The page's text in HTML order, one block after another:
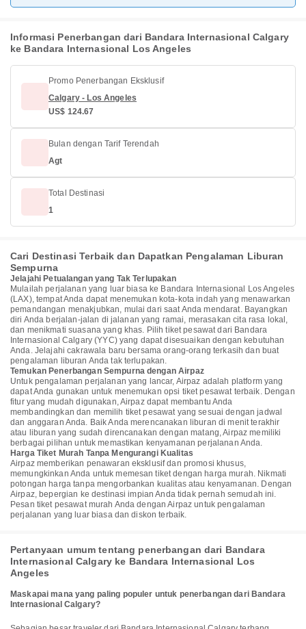
Informasi Penerbangan dari Bandara Internasional Calgary
ke Bandara Internasional Los Angeles
Promo Penerbangan Eksklusif
Calgary - Los Angeles
US$ 124.67
Bulan dengan Tarif Terendah
Agt
Total Destinasi
1
Cari Destinasi Terbaik dan Dapatkan Pengalaman Liburan
Sempurna
Jelajahi Petualangan yang Tak Terlupakan
Mulailah perjalanan yang luar biasa ke Bandara Internasional Los Angeles
(LAX), tempat Anda dapat menemukan kota-kota indah yang menawarkan
pemandangan menakjubkan, mulai dari saat Anda mendarat. Bayangkan
diri Anda berjalan-jalan di jalanan yang ramai, merasakan cita rasa lokal,
dan menikmati suasana yang khas. Pilih tiket pesawat dari Bandara
Internasional Calgary (YYC) yang dapat disesuaikan dengan kebutuhan
Anda. Jelajahi cakrawala baru bersama orang-orang terkasih dan buat
pengalaman liburan Anda tak terlupakan.
Temukan Penerbangan Sempurna dengan Airpaz
Untuk pengalaman perjalanan yang lancar, Airpaz adalah platform yang
dapat Anda gunakan untuk menemukan opsi tiket pesawat terbaik. Dengan
fitur yang mudah digunakan, Airpaz dapat membantu Anda
membandingkan dan memilih tiket pesawat yang sesuai dengan jadwal
dan anggaran Anda. Baik Anda merencanakan liburan di menit terakhir
atau liburan yang sudah direncanakan dengan matang, Airpaz memiliki
berbagai pilihan untuk memastikan kenyamanan perjalanan Anda.
Harga Tiket Murah Tanpa Mengurangi Kualitas
Airpaz memberikan penawaran eksklusif dan promosi khusus,
memungkinkan Anda untuk memesan tiket dengan harga murah. Nikmati
potongan harga tanpa mengorbankan kualitas atau kenyamanan. Dengan
Airpaz, bepergian ke destinasi impian Anda tidak pernah semudah ini.
Pesan tiket pesawat murah Anda dengan Airpaz untuk pengalaman
perjalanan yang luar biasa dan diskon terbaik.
Pertanyaan umum tentang penerbangan dari Bandara
Internasional Calgary ke Bandara Internasional Los
Angeles
Maskapai mana yang paling populer untuk penerbangan dari Bandara
Internasional Calgary?